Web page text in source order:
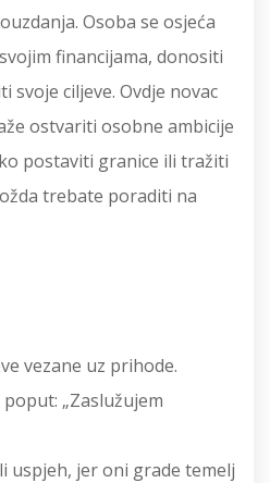
Osoba se osjeća
financijama, donositi
svoje ciljeve. Ovdje novac
ostvariti osobne ambicije
postaviti granice ili tražiti
trebate poraditi na
vezane uz prihode.
„Zaslužujem
uspjeh, jer oni grade temelj